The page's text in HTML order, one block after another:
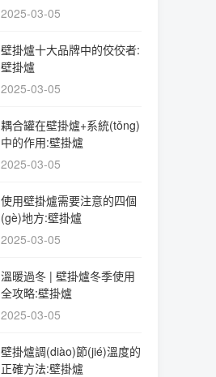
2025-03-05
壁掛爐十大品牌中的佼佼者:
壁掛爐
2025-03-05
耦合罐在壁掛爐+系統(tǒng)
中的作用:壁掛爐
2025-03-05
使用壁掛爐需要注意的四個
(gè)地方:壁掛爐
2025-03-05
溫暖過冬 | 壁掛爐冬季使用
全攻略:壁掛爐
2025-03-05
壁掛爐調(diào)節(jié)溫度的
正確方法:壁掛爐